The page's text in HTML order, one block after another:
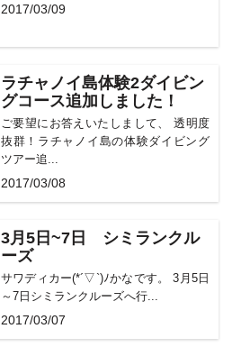
2017/03/09
ラチャノイ島体験2ダイビン
グコース追加しました！
ご要望にお答えいたしまして、 透明度
抜群！ラチャノイ島の体験ダイビング
ツアー追...
2017/03/08
3月5日~7日 シミランクル
ーズ
サワディカー(*´▽`)ﾉかなです。 3月5日
～7日シミランクルーズへ行...
2017/03/07